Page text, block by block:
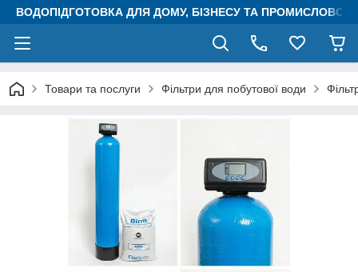
ВОДОПІДГОТОВКА ДЛЯ ДОМУ, БІЗНЕСУ ТА
Товари та послуги Фільтри для побутової води